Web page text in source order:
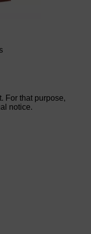
For that purpose,
notice.